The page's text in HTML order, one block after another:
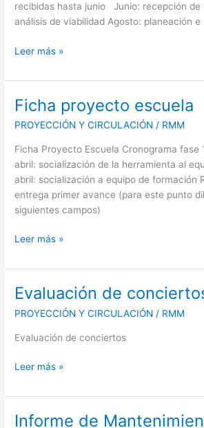
recibidas hasta junio Junio: recepción de
análisis de viabilidad Agosto: planeación
Leer más »
Ficha proyecto escuela
PROYECCIÓN Y CIRCULACIÓN / RMM
Ficha Proyecto Escuela Cronograma fase
abril: socialización de la herramienta al
abril: socialización a equipo de formación
entrega primer avance (para este punto
siguientes campos)
Ficha
escuela
Leer más »
Evaluación de
PROYECCIÓN Y CIRCULACIÓN / RMM
Evaluación de conciertos
Evaluación
conciertos
Leer más »
Informe de
Informe